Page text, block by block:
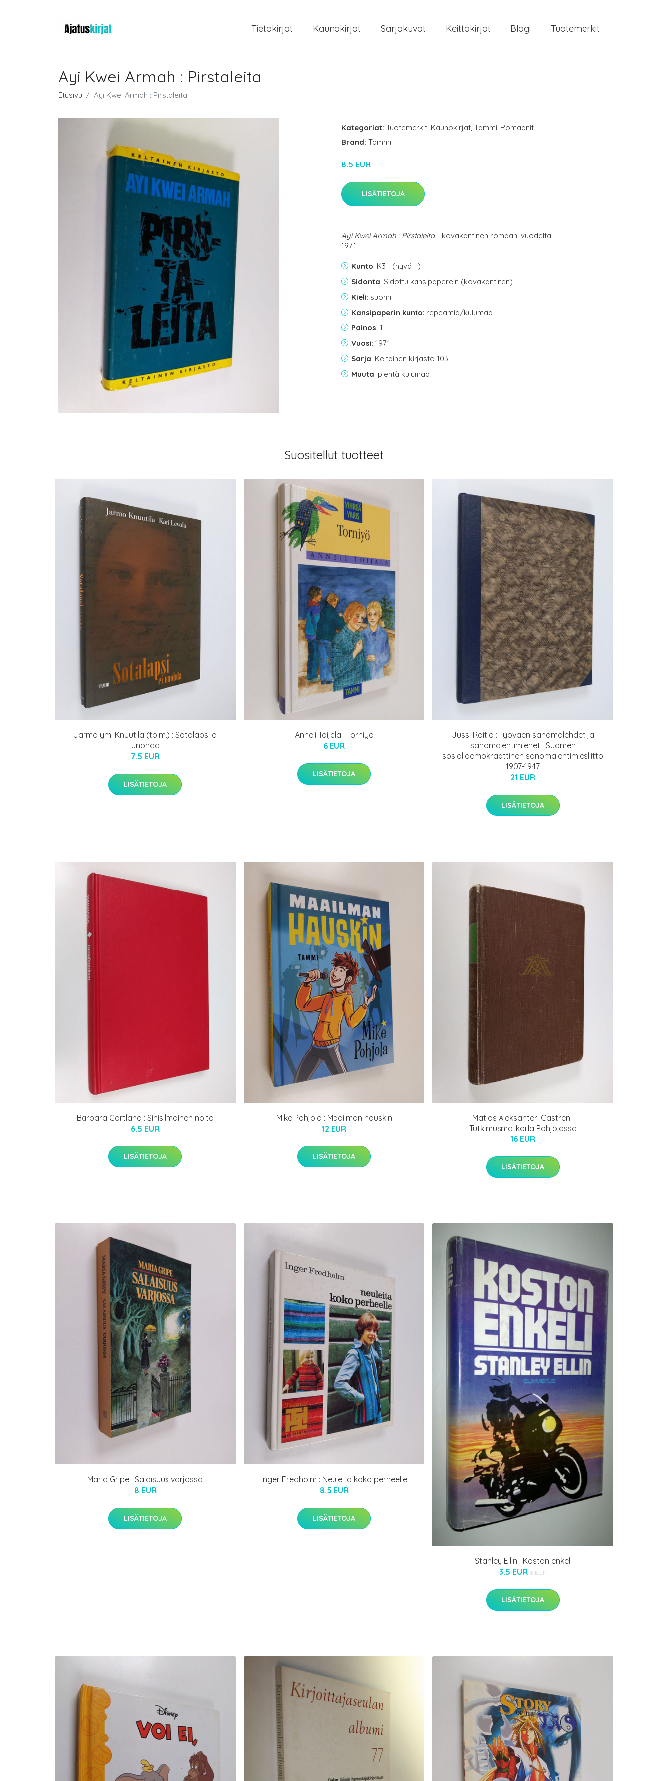
Tietokirjat Kaunokirjat Sarjakuvat Keittokirjat Blogi Tuotemerkit
Ayi Kwei Armah : Pirstaleita
Etusivu Ayi Kwei Armah : Pirstaleita
Kategoriat: Tuotemerkit, Kaunokirjat, Tammi, Romaanit
Brand: Tammi
8.5 EUR
LISÄTIETOJA
Ayi Kwei Armah : Pirstaleita- kovakantinen romaani vuodelta
1971
Kunto: K3+ (hyvä +)
Sidonta: Sidottu kansipaperein (kovakantinen)
Kieli: suomi
Kansipaperin kunto: repeämiä/kulumaa
Painos: 1
Vuosi: 1971
Sarja: Keltainen kirjasto 103
Muuta: pientä kulumaa
Suositellut tuotteet
Jarmo ym. Knuutila (toim.) : Sotalapsi ei
unohda
7.5 EUR
LISÄTIETOJA
Anneli Toijala : Torniyö
6 EUR
LISÄTIETOJA
Jussi Raitio : Työväen sanomalehdet ja
sanomalehtimiehet : Suomen
sosialidemokraattinen sanomalehtimiesliitto
1907-1947
21 EUR
LISÄTIETOJA
Barbara Cartland : Sinisilmäinen noita
6.5 EUR
LISÄTIETOJA
Mike Pohjola : Maailman hauskin
12 EUR
LISÄTIETOJA
Matias Aleksanteri Castren :
Tutkimusmatkoilla Pohjolassa
16 EUR
LISÄTIETOJA
Maria Gripe : Salaisuus varjossa
8 EUR
LISÄTIETOJA
Inger Fredholm : Neuleita koko perheelle
8.5 EUR
LISÄTIETOJA
Stanley Ellin : Koston enkeli
3.5 EUR 6 EUR
LISÄTIETOJA